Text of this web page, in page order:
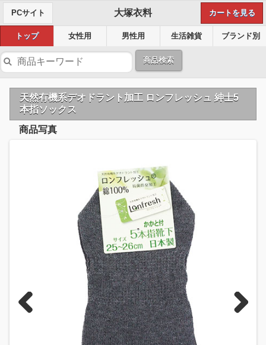
PCサイト 大塚衣料 カートを見る
トップ 女性用 男性用 生活雑貨 ブランド別
商品検索
天然有機系デオドラント加工 ロンフレッシュ 紳士5
本指ソックス
商品写真